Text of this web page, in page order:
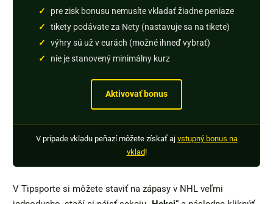
pre zisk bonusu nemusíte vkladať žiadne peniaze
tikety podávate za Nety (nastavuje sa na tikete)
výhry sú už v eurách (možné ihneď vybrať)
nie je stanovený minimálny kurz
Aktivovať bonus
V prípade vkladu peňazí môžete získať aj vstupný bonus na
vklad!
V Tipsporte si môžete staviť na zápasy v NHL veľmi